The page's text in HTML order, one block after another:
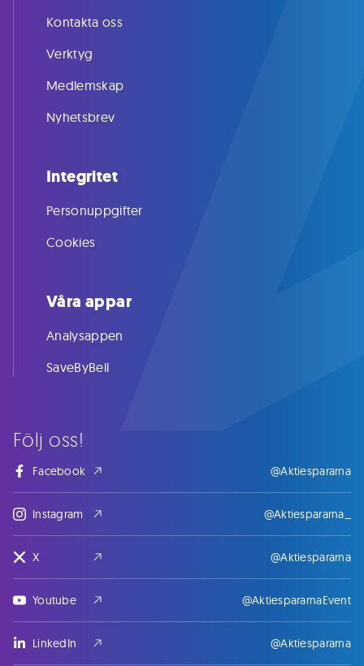
Följ oss!
Facebook @Aktiespararna
Instagram @Aktiespararna_
X @Aktiespararna
Youtube @AktiespararnaEvent
LinkedIn @Aktiespararna
Kontakta oss
Verktyg
Medlemskap
Nyhetsbrev
Integritet
Personuppgifter
Cookies
Våra appar
Analysappen
SaveByBell